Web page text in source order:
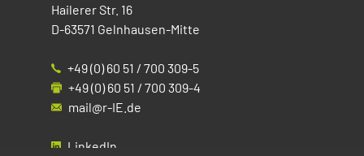
Hailerer Str. 16
D-63571 Gelnhausen-Mitte
+49 (0) 60 51 / 700 309-5
+49 (0) 60 51 / 700 309-4
mail@r-IE.de
LinkedIn